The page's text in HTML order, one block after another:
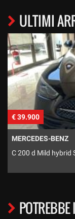
ULTIMI
€ 39.900
MERCEDES-BENZ
C 200 d Mild hybrid